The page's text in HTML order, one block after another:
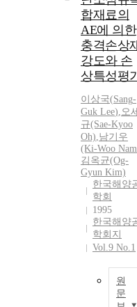
합재료의
AE에 의한
충격손상
강도와 손
상특성평
이상국(Sang-
Guk Lee),오
규(Sae-Kyoo
Oh),남기우
(Ki-Woo Nam
김옥균(Og-
Gyun Kim)
한국해양
학회
1995
한국해양
학회지
Vol.9 No.1
원
문